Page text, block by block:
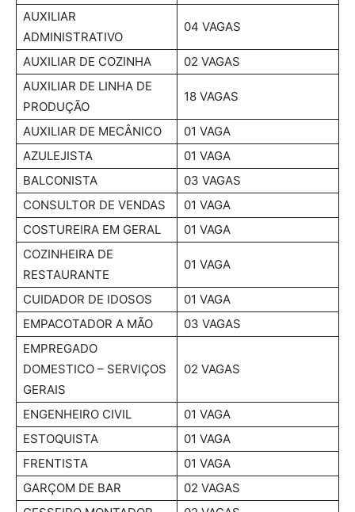
AUXILIAR
ADMINISTRATIVO
04 VAGAS
AUXILIAR DE COZINHA
02 VAGAS
AUXILIAR DE LINHA DE
PRODUÇÃO
18 VAGAS
AUXILIAR DE MECÂNICO
01 VAGA
AZULEJISTA
01 VAGA
BALCONISTA
03 VAGAS
CONSULTOR DE VENDAS
01 VAGA
COSTUREIRA EM GERAL
01 VAGA
COZINHEIRA DE
RESTAURANTE
01 VAGA
CUIDADOR DE IDOSOS
01 VAGA
EMPACOTADOR A MÃO
03 VAGAS
EMPREGADO
DOMESTICO – SERVIÇOS
GERAIS
02 VAGAS
ENGENHEIRO CIVIL
01 VAGA
ESTOQUISTA
01 VAGA
FRENTISTA
01 VAGA
GARÇOM DE BAR
02 VAGAS